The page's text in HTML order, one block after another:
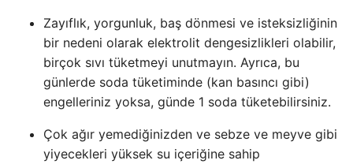
Zayıflık, yorgunluk, baş dönmesi ve isteksizliğinin
bir nedeni olarak elektrolit dengesizlikleri olabilir,
birçok sıvı tüketmeyi unutmayın. Ayrıca, bu
günlerde soda tüketiminde (kan basıncı gibi)
engelleriniz yoksa, günde 1 soda tüketebilirsiniz.
Çok ağır yemediğinizden ve sebze ve meyve gibi
yiyecekleri yüksek su içeriğine sahip